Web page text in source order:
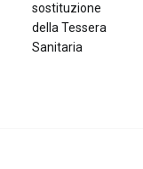
sostituzione
della Tessera
Sanitaria